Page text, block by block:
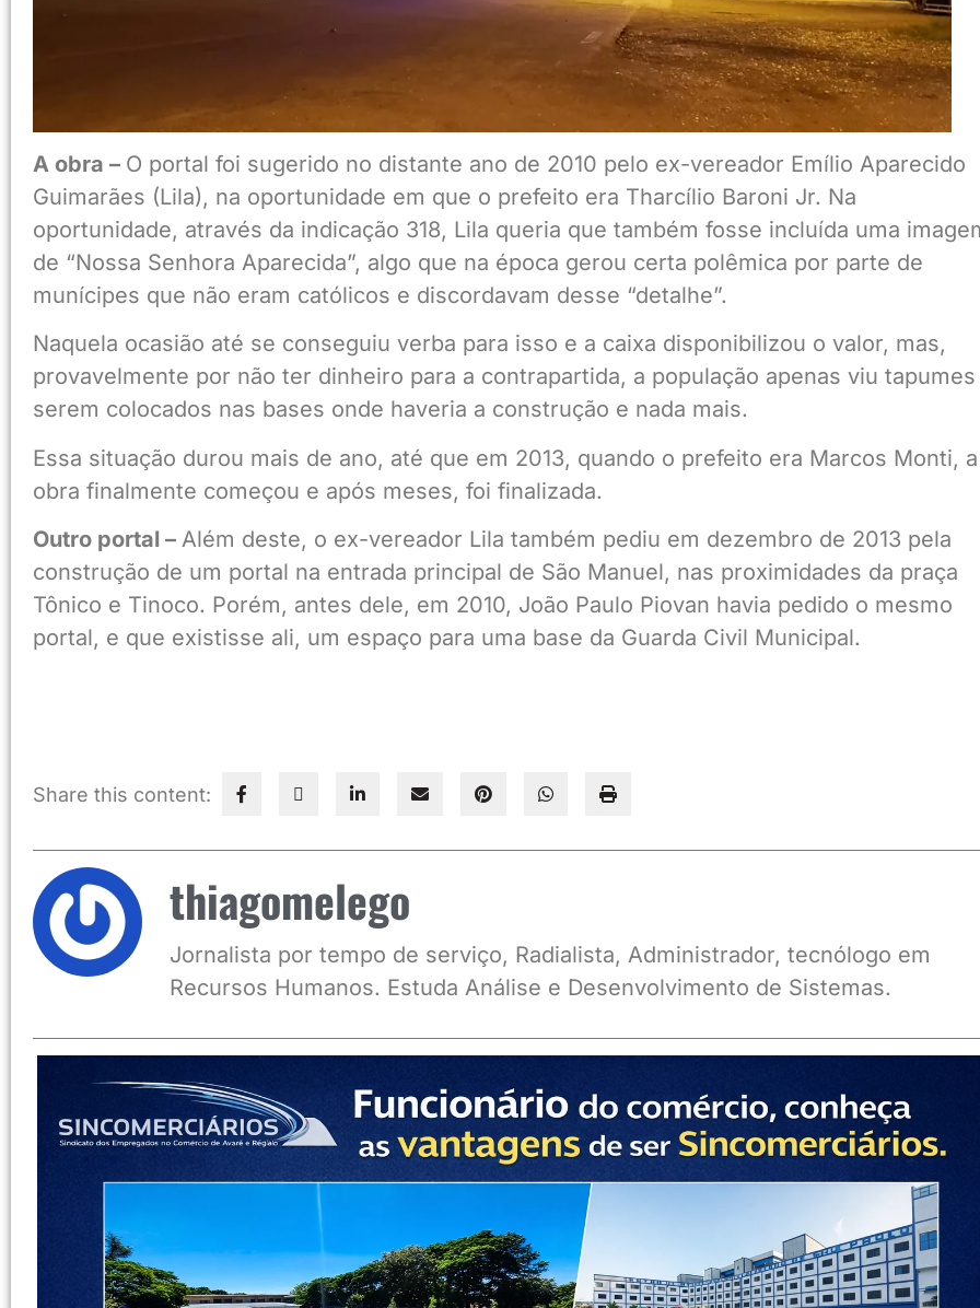
A obra – O portal foi sugerido no distante ano de 2010 pelo ex-vereador Emílio Aparecido
Guimarães (Lila), na oportunidade em que o prefeito era Tharcílio Baroni Jr. Na
oportunidade, através da indicação 318, Lila queria que também fosse incluída uma
de “Nossa Senhora Aparecida”, algo que na época gerou certa polêmica por parte de
munícipes que não eram católicos e discordavam desse “detalhe”.
Naquela ocasião até se conseguiu verba para isso e a caixa disponibilizou o valor, mas,
provavelmente por não ter dinheiro para a contrapartida, a população apenas viu tapumes
serem colocados nas bases onde haveria a construção e nada mais.
Essa situação durou mais de ano, até que em 2013, quando o prefeito era Marcos Monti, a
obra finalmente começou e após meses, foi finalizada.
Outro portal – Além deste, o ex-vereador Lila também pediu em dezembro de 2013 pela
construção de um portal na entrada principal de São Manuel, nas proximidades da praça
Tônico e Tinoco. Porém, antes dele, em 2010, João Paulo Piovan havia pedido o mesmo
portal, e que existisse ali, um espaço para uma base da Guarda Civil Municipal.
Share this content:
thiagomelego
Jornalista por tempo de serviço, Radialista, Administrador, tecnólogo em
Recursos Humanos. Estuda Análise e Desenvolvimento de Sistemas.